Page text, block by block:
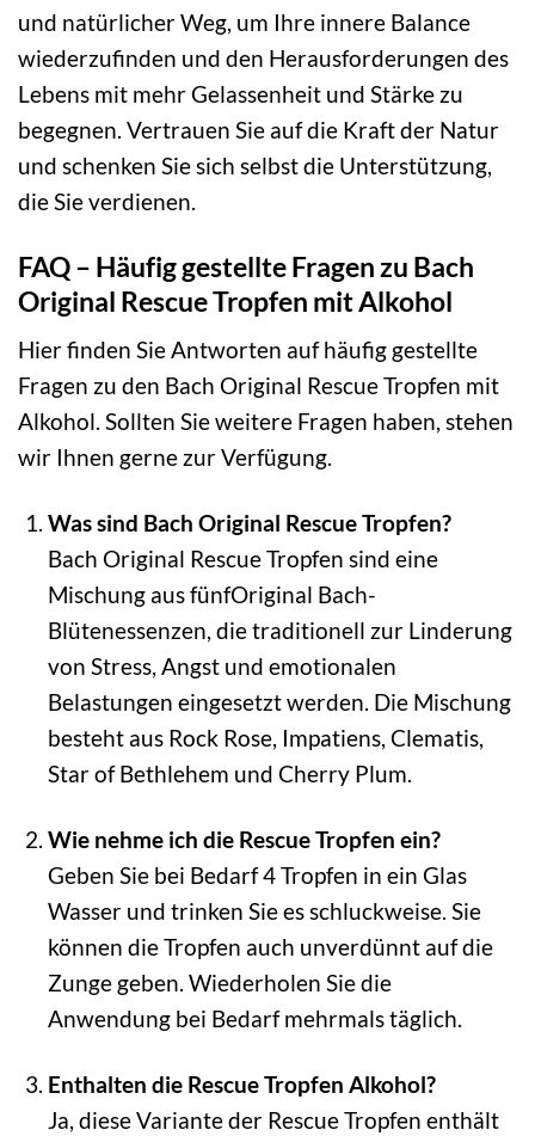
und natürlicher Weg, um Ihre innere Balance
wiederzufinden und den Herausforderungen des
Lebens mit mehr Gelassenheit und Stärke zu
begegnen. Vertrauen Sie auf die Kraft der Natur
und schenken Sie sich selbst die Unterstützung,
die Sie verdienen.
FAQ – Häufig gestellte Fragen zu Bach
Original Rescue Tropfen mit Alkohol
Hier finden Sie Antworten auf häufig gestellte
Fragen zu den Bach Original Rescue Tropfen mit
Alkohol. Sollten Sie weitere Fragen haben, stehen
wir Ihnen gerne zur Verfügung.
Was sind Bach Original Rescue Tropfen?
Bach Original Rescue Tropfen sind eine
Mischung aus fünfOriginal Bach-
Blütenessenzen, die traditionell zur Linderung
von Stress, Angst und emotionalen
Belastungen eingesetzt werden. Die Mischung
besteht aus Rock Rose, Impatiens, Clematis,
Star of Bethlehem und Cherry Plum.
Wie nehme ich die Rescue Tropfen ein?
Geben Sie bei Bedarf 4 Tropfen in ein Glas
Wasser und trinken Sie es schluckweise. Sie
können die Tropfen auch unverdünnt auf die
Zunge geben. Wiederholen Sie die
Anwendung bei Bedarf mehrmals täglich.
Enthalten die Rescue Tropfen Alkohol?
Ja, diese Variante der Rescue Tropfen enthält